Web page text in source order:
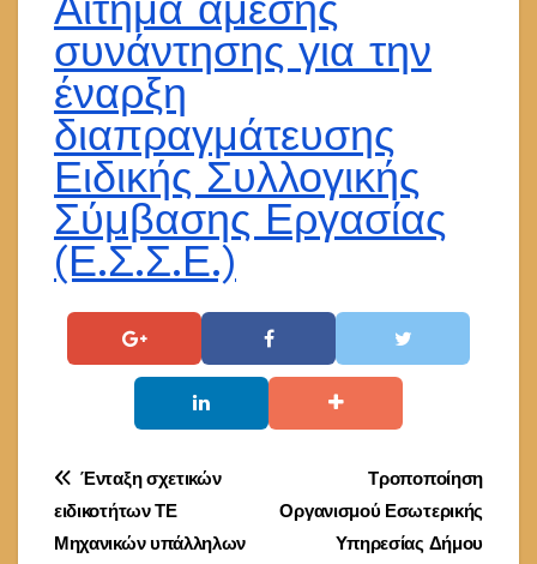
συνάντησης για την
έναρξη
διαπραγμάτευσης
Ειδικής Συλλογικής
Σύμβασης Εργασίας
(Ε.Σ.Σ.Ε.)
Πλοήγηση
άρθρων
Τροποποίηση
Οργανισμού Εσωτερικής
Υπηρεσίας Δήμου
Ένταξη σχετικών
ειδικοτήτων ΤΕ
Μηχανικών υπάλληλων